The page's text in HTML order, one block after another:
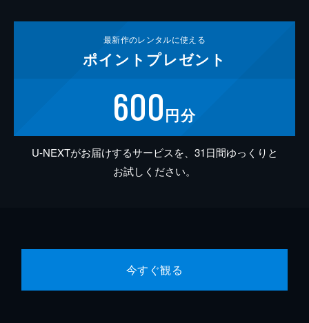
最新作のレンタルに使える
ポイント プレゼント
600円分
U-NEXTがお届けするサービスを、31日間ゆっくりと
お試しください。
今すぐ観る